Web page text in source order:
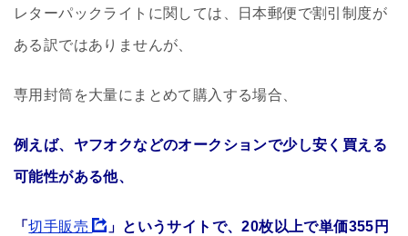
レターパックライトに関しては、日本郵便で割引制度が
ある訳ではありませんが、
専用封筒を大量にまとめて購入する場合、
例えば、ヤフオクなどのオークションで少し安く買える
可能性がある他、
「切手販売 」というサイトで、20枚以上で単価355円